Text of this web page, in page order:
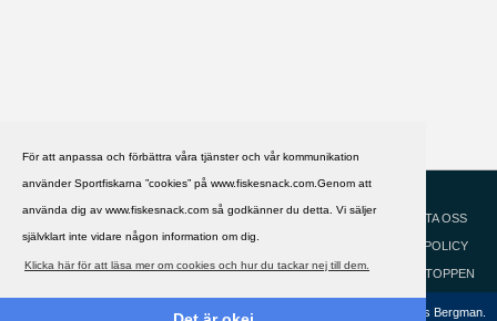
För att anpassa och förbättra våra tjänster och vår kommunikation
använder Sportfiskarna ”cookies” på www.fiskesnack.com.Genom att
använda dig av www.fiskesnack.com så godkänner du detta. Vi säljer
självklart inte vidare någon information om dig.
Klicka här för att läsa mer om cookies och hur du tackar nej till dem.
HJÄLP
KONTAKTA OSS
COOKIEPOLICY
GÅ TILL TOPPEN
Copyright ©2002 - 2021, FiskeSnack.com. Grundad 2002 av Anders Bergman.